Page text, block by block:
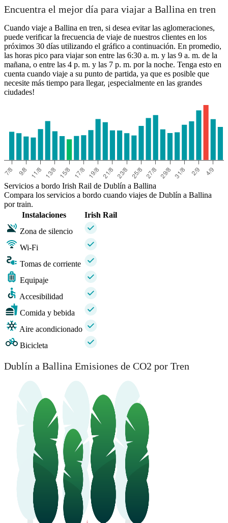
Encuentra el mejor día para viajar a Ballina en tren
Cuando viaje a Ballina en tren, si desea evitar las aglomeraciones,
puede verificar la frecuencia de viaje de nuestros clientes en los
próximos 30 días utilizando el gráfico a continuación. En promedio,
las horas pico para viajar son entre las 6:30 a. m. y las 9 a. m. de la
mañana, o entre las 4 p. m. y las 7 p. m. por la noche. Tenga esto en
cuenta cuando viaje a su punto de partida, ya que es posible que
necesite más tiempo para llegar, ¡especialmente en las grandes
ciudades!
Servicios a bordo Irish Rail de Dublín a Ballina
Compara los servicios a bordo cuando viajes de Dublín a Ballina
por train.
Instalaciones
Irish Rail
Zona de silencio
Wi-Fi
Tomas de corriente
Equipaje
Accesibilidad
Comida y bebida
Aire acondicionado
Bicicleta
Dublín a Ballina Emisiones de CO2 por Tren